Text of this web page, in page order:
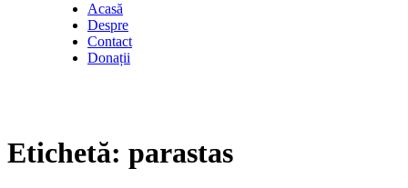
Acasă
Despre
Contact
Donații
Etichetă: parastas